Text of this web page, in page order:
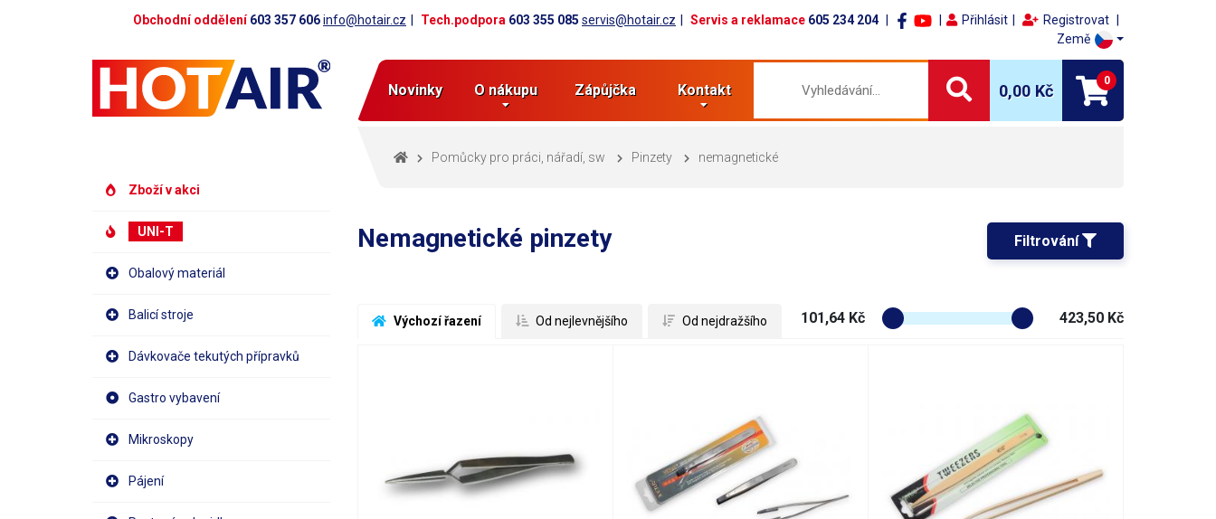
Obchodní oddělení603 357 606info@hotair.cz Tech.podpora 603 355 085 servis@hotair.cz Servis a reklamace 605 234 204 Přihlásit
Registrovat
Země
Novinky O nákupu Zápůjčka Kontakt 0,00 Kč
0
Zboží v akci
UNI-T
Obalový materiál
Balicí stroje
Dávkovače tekutých přípravků
Gastro vybavení
Mikroskopy
Pájení
Pomůcky pro práci, nářadí, sw Pinzety nemagnetické
Nemagnetické pinzety Filtrování
Výchozí řazení Od nejlevnějšího Od nejdražšího 101,64 Kč 423,50 Kč